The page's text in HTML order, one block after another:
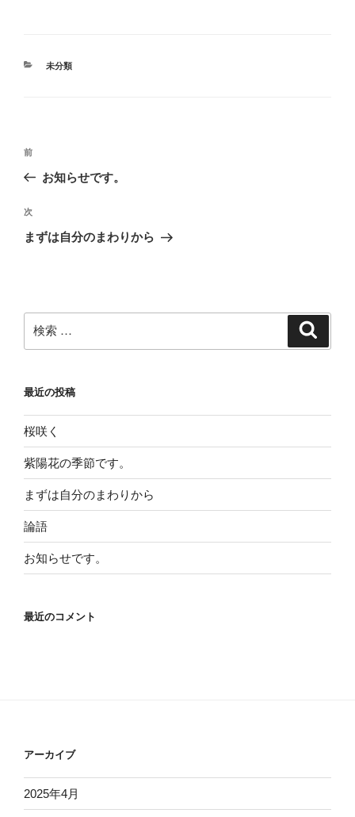
カ
未分類
投
ナ
ビ
ゲ
ン
過
去
投
稿
前
お知らせです。
次
の
次
まずは自分のまわりから
索:
最近の投稿
桜咲く
紫陽花の季節です。
まずは自分のまわりから
論語
お知らせです。
最近のコメント
アーカイブ
2025年4月